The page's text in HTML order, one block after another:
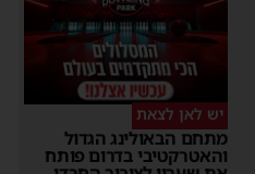
יש לאן לצאת
מתחם הבאולינג הגדול
והאטרקטיבי בדרום פותח